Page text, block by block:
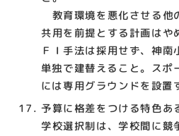
教育環境を悪化させる他
共用を前提とする計画は
ＦＩ手法は採用せず、神
単独で建替えること。スポ
には専用グラウンドを設置
予算に格差をつける特色あ
学校選択制は、学校間に